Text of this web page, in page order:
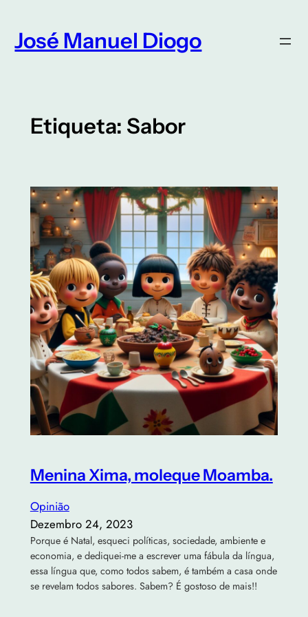
para
José Manuel Diogo
Etiqueta: Sabor
Menina Xima, moleque Moamba.
Opinião
Dezembro 24, 2023
Porque é Natal, esqueci políticas, sociedade, ambiente e
economia, e dediquei-me a escrever uma fábula da língua,
essa língua que, como todos sabem, é também a casa onde
se revelam todos sabores. Sabem? É gostoso de mais!!